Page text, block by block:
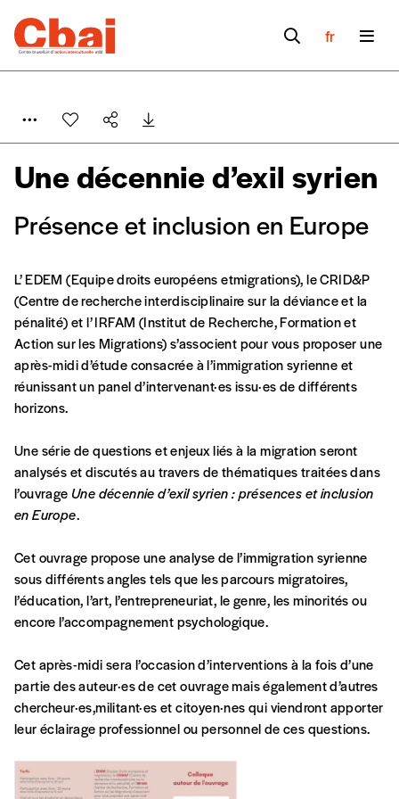
fr
Une décennie d’exil syrien
Présence et inclusion en Europe
Se connecter
CONNEXION
Mot de passe oublié?
Créer un
Formulaire de
commande
vous est proposé à PRIX LIBRE.
Le prix libre est un mode de fixation du prix
par l’acheteur d’un bien ou d’un service, qui
peut être une manière pour lui de payer le prix
qu’il estime juste. Dans l’objectif de rendre nos
activités et publications accessibles, et
d’affirmer notre attachement aux valeurs de
solidarité, nous vous proposons d’estimer
vous-mêmes le coût de notre publication.
Cette valeur peut donc être inférieure, égale
ou supérieure au prix indicatif. De cette
manière, vous soutenez le travail de l’équipe
L’ EDEM (Equipe droits européens etmigrations), le CRID&P
(Centre de recherche interdisciplinaire sur la déviance et la
pénalité) et l’ IRFAM (Institut de Recherche, Formation et
Action sur les Migrations) s’associent pour vous proposer une
après-midi d’étude consacrée à l’immigration syrienne et
réunissant un panel d’intervenant·es issu·es de différents
horizons.
Une série de questions et enjeux liés à la migration seront
analysés et discutés au travers de thématiques traitées dans
l’ouvrage Une décennie d’exil syrien : présences et inclusion
en Europe.
Cet ouvrage propose une analyse de l’immigration syrienne
sous différents angles tels que les parcours migratoires,
l’éducation, l’art, l’entrepreneuriat, le genre, les minorités ou
encore l’accompagnement psychologique.
Cet après-midi sera l’occasion d’interventions à la fois d’une
partie des auteur·es de cet ouvrage mais également d’autres
chercheur·es,militant·es et citoyen·nes qui viendront apporter
leur éclairage professionnel ou personnel de ces questions.